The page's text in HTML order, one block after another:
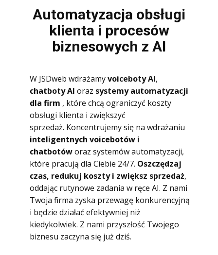
Automatyzacja obsługi
klienta i procesów
biznesowych z AI
W JSDweb wdrażamyvoiceboty AI,
chatboty AI oraz systemy automatyzacji
dla firm , które chcą ograniczyć koszty
obsługi klienta i zwiększyć
sprzedaż. Koncentrujemy się na wdrażaniu
inteligentnych voicebotów i
chatbotóworaz systemów automatyzacji,
które pracują dla Ciebie 24/7. Oszczędzaj
czas, redukuj koszty i zwiększ sprzedaż,
oddając rutynowe zadania w ręce AI. Z nami
Twoja firma zyska przewagę konkurencyjną
i będzie działać efektywniej niż
kiedykolwiek. Z nami przyszłość Twojego
biznesu zaczyna się już dziś.